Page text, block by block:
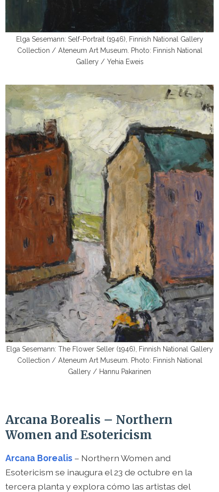
Elga Sesemann: Self-Portrait (1946), Finnish National Gallery
Collection / Ateneum Art Museum. Photo: Finnish National
Gallery / Yehia Eweis
Elga Sesemann: The Flower Seller (1946), Finnish National Gallery
Collection / Ateneum Art Museum. Photo: Finnish National
Gallery / Hannu Pakarinen
Arcana Borealis – Northern
Women and Esotericism
Arcana Borealis – Northern Women and
Esotericism se inaugura el 23 de octubre en la
tercera planta y explora cómo las artistas del